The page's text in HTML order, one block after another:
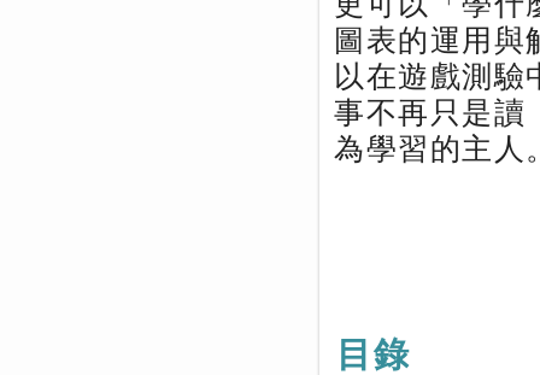
圖表的運用與
以在遊戲測驗
事不再只是讀
為學習的主人
目錄